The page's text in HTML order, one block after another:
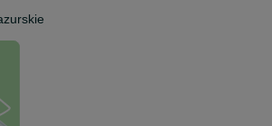
rolnictwo – postaw na sprawdzone